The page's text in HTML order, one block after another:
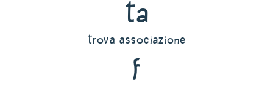
ta
trova associazione
f